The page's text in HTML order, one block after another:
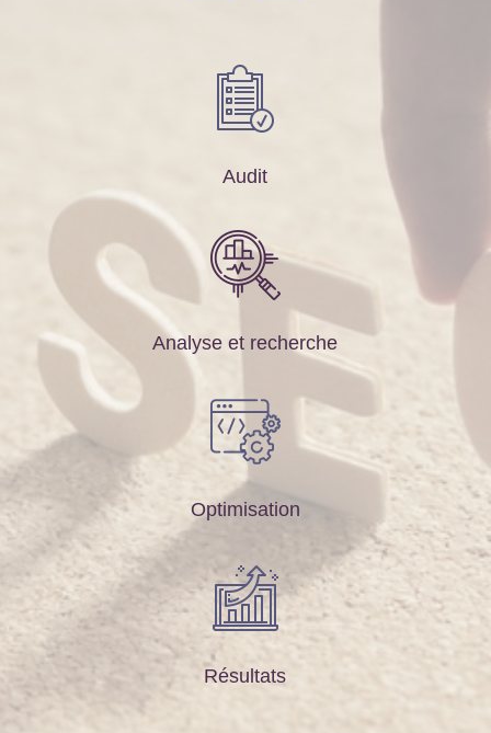
Audit
Analyse et recherche
Optimisation
Résultats